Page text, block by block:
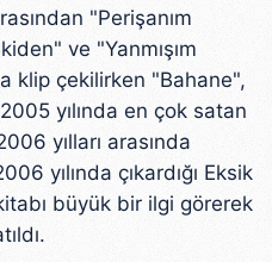
"Perişanım
ve "Yanmışım
klip çekilirken "Bahane",
yılında en çok satan
yılları arasında
yılında çıkardığı Eksik
büyük bir ilgi görerek